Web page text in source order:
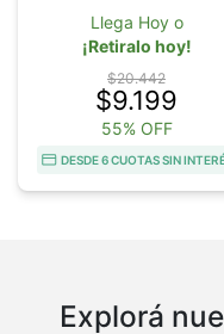
Llega Hoy o
¡Retiralo hoy!
$20.442
$9.199
55% OFF
DESDE 6 CUOTAS SIN
Explorá